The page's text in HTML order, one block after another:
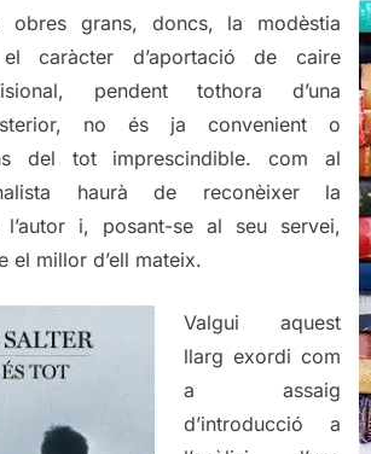
obres grans, doncs, la modèstia
el caràcter d’aportació de caire
pendent tothora d’una
no és ja convenient o
del tot imprescindible. com al
haurà de reconèixer la
l’autor i, posant-se al seu servei,
el millor d’ell mateix.
Valgui aquest
llarg exordi com
a assaig
d’introducció a